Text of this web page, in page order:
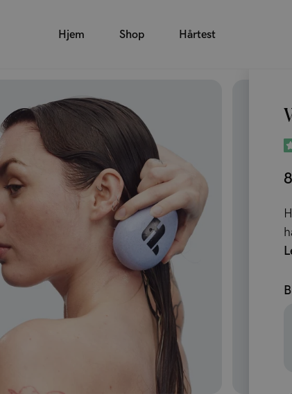
Hjem Shop Hårtest